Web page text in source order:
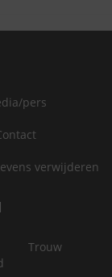
pers
verwijderen
Trouw